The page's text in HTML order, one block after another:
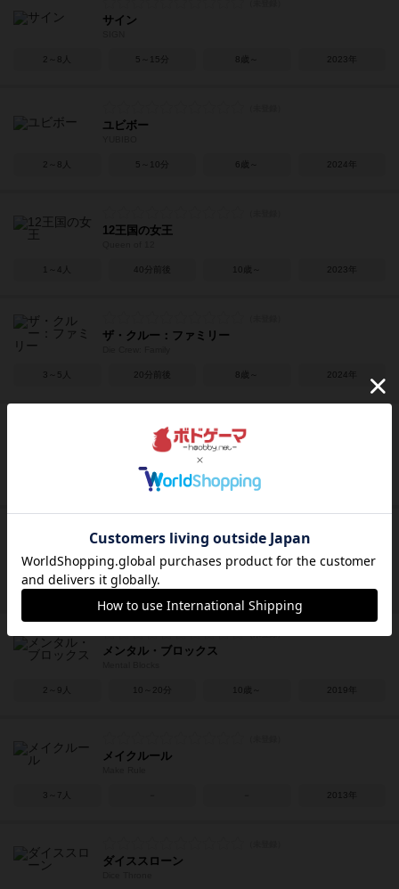
サイン
2～8人 5～15分 8歳～ 2023年
ユビボー
2～8人 5～10分 6歳～ 2024年
12王国の女王
1～4人 40分前後 10歳～ 2023年
ザ・クルー：ファミリー
3～5人 20分前後 8歳～ 2024年
リトルタウンビルダーズ
Little Town Builders
30分前後 8歳～
ギャンブラー×ギャンブル!!
Gambler × Gamble!!
3～4人 15～30分
メンタル・ブロックス
2～9人 10～20分 10歳～ 2019年
メイクルール
3～7人 2013年
ダイススローン